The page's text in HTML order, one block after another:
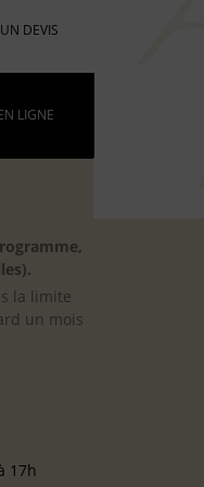
DEVIS
LIGNE
la limite
un mois
17h